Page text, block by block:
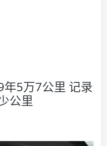
5万7公里 记录
公里